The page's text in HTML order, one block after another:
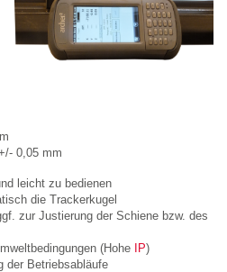
0,05 mm
leicht zu bedienen
die Trackerkugel
zur Justierung der Schiene bzw. des
(Hohe
IP)
der Betriebsabläufe